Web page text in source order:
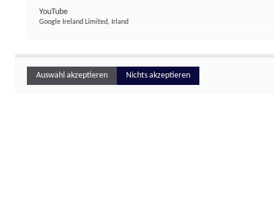
YouTube
Google Ireland Limited, Irland
Auswahl akzeptieren Nichts akzeptieren